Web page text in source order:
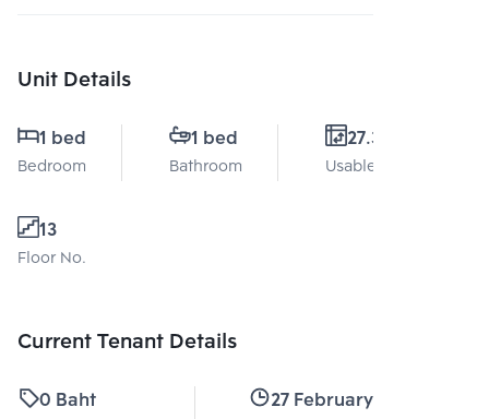
Unit Details
1 bed
Bedroom
1 bed
Bathroom
27.3 Sq.m.
Usable area
13
Floor No.
Current Tenant Details
0 Baht 27 February 2027